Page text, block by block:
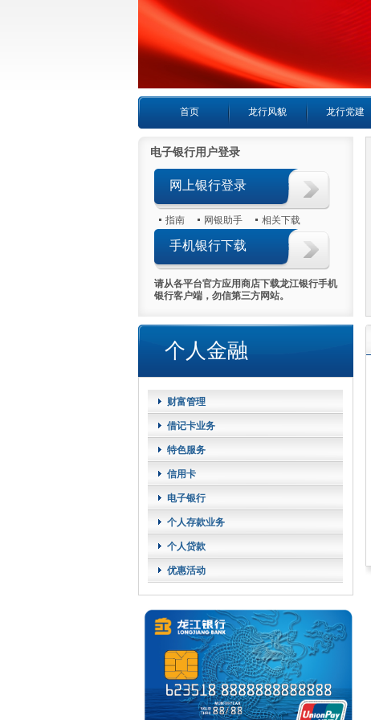
首页 龙行风貌 龙行党建
电子银行用户登录
网上银行登录
指南 网银助手 相关下载
手机银行下载
请从各平台官方应用商店下载龙江银行手机
银行客户端，勿信第三方网站。
个人金融
财富管理
借记卡业务
特色服务
信用卡
电子银行
个人存款业务
个人贷款
优惠活动
喜报首日热销5000万